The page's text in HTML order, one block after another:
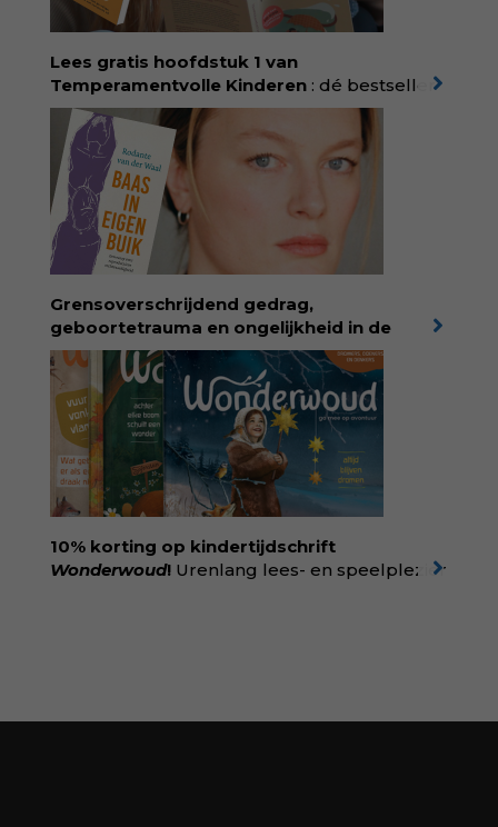
Lees gratis hoofdstuk 1 van
Temperamentvolle Kinderen : dé bestseller
van pedagoog Eva Bronsveld. In het boek
Temperamentvolle kinderen vind je 25 jaar
aan kennis en ervaring. Met ruim 50.000
verkochte exemplaren met recht een
bestseller, waarmee Eva veel gezinnen heeft
kunnen helpen. Ze schrijft met een
liefdevolle kijk op kinderen en veel begrip
voor ouders. Download het hoofdstuk gratis
via:
evabronsveld.plugandpay.nl/r?
id=ZcYxEBJH
Grensoverschrijdend gedrag,
geboortetrauma en ongelijkheid in de
geboortezorg:in Baas in eigen buik verbindt
filosoof en vroedvrouw Rodante van der Waal
persoonlijke ervaringen aan structureel
onrecht en introduceert ze reproductieve
rechtvaardigheid als een collectieve, radicale
praktijk van zorg. Voor iedereen die wil
begrijpen wat er speelt rond vruchtbaarheid
en geboorte. Koop het boek via
singeluitgeverijen.nl/nijgh-van-
ditmar/boek/baas-in-eigen-buik
10% korting op kindertijdschrift
Wonderwoud! Urenlang lees- en speelplezier